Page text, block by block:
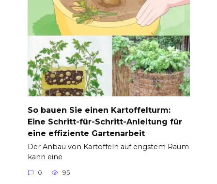
So bauen Sie einen Kartoffelturm:
Eine Schritt-für-Schritt-Anleitung für
eine effiziente Gartenarbeit
Der Anbau von Kartoffeln auf engstem Raum
kann eine
0 95